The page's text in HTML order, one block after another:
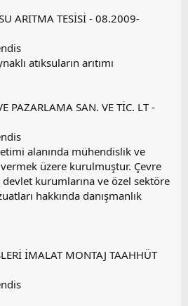
ARITMA TESİSİ - 08.2009-
atıksuların arıtımı
PAZARLAMA SAN. VE TİC. LT -
alanında mühendislik ve
üzere kurulmuştur. Çevre
kurumlarına ve özel sektöre
hakkında danışmanlık
İMALAT MONTAJ TAAHHÜT